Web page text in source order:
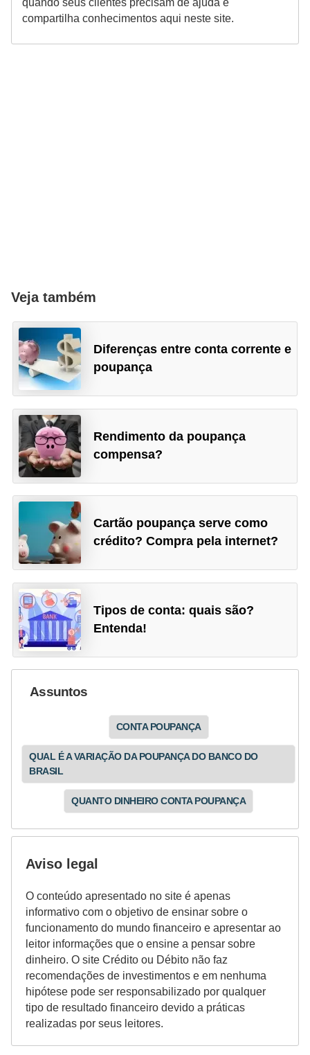
quando seus clientes precisam de ajuda e
compartilha conhecimentos aqui neste site.
Veja também
Diferenças entre conta corrente e
poupança
Rendimento da poupança
compensa?
Cartão poupança serve como
crédito? Compra pela internet?
Tipos de conta: quais são?
Entenda!
Assuntos
CONTA POUPANÇA
QUAL É A VARIAÇÃO DA POUPANÇA DO BANCO DO
BRASIL
QUANTO DINHEIRO CONTA POUPANÇA
Aviso legal
O conteúdo apresentado no site é apenas
informativo com o objetivo de ensinar sobre o
funcionamento do mundo financeiro e apresentar ao
leitor informações que o ensine a pensar sobre
dinheiro. O site Crédito ou Débito não faz
recomendações de investimentos e em nenhuma
hipótese pode ser responsabilizado por qualquer
tipo de resultado financeiro devido a práticas
realizadas por seus leitores.
r